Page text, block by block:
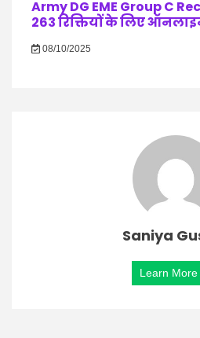
Army DG EME Group C
263 रिक्तियों के लिए
08/10/2025
Saniya
Learn